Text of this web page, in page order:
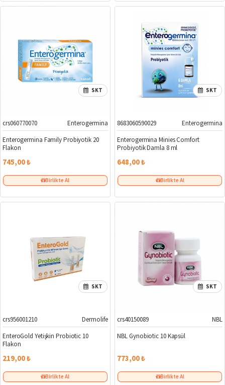
SKT
crs060770070
Enterogermina
Enterogermina Family Probiyotik 20
Flakon
745,00 ₺
Birlikte Al
Yeni
SKT
8683060590029
Enterogermina
Enterogermina Minies Comfort
Probiyotik Damla 8 ml
648,00 ₺
Birlikte Al
SKT
crs956001210
Dermolife
EnteroGold Yetişkin Probiotic 10
Flakon
219,00 ₺
Birlikte Al
SKT
crs40150089
NBL
NBL Gynobiotic 10 Kapsül
773,00 ₺
Birlikte Al